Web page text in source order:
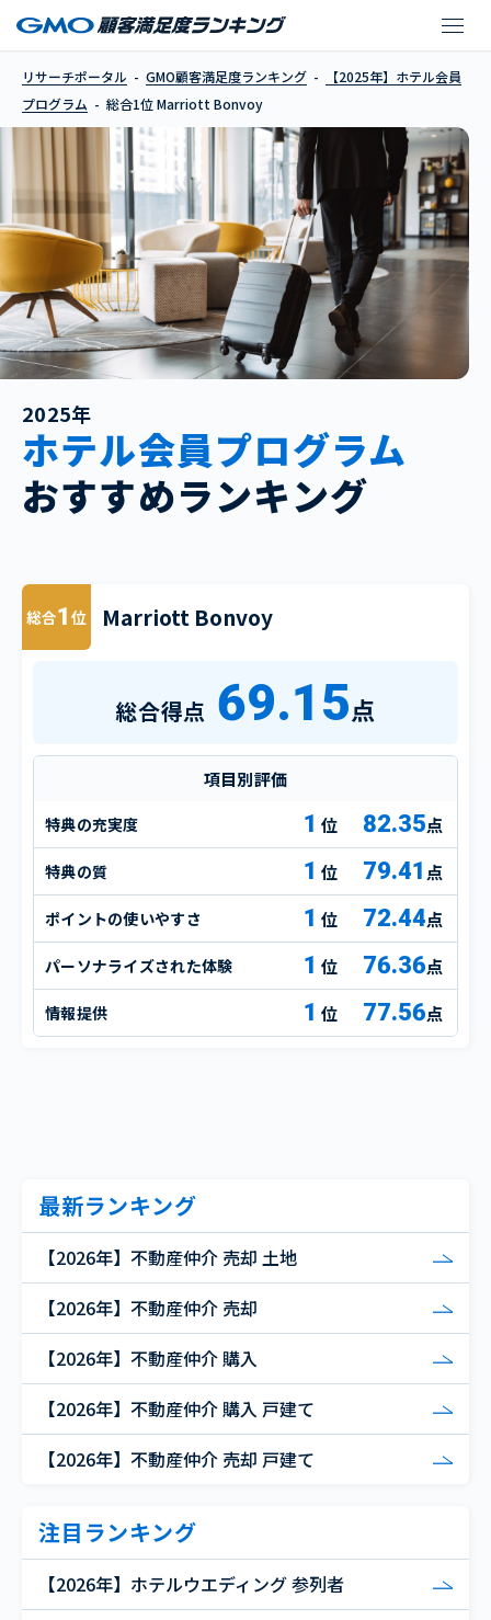
リサーチポータル GMO顧客満足度ランキング
【2025年】ホテル会員
プログラム
総合1位 Marriott Bonvoy
2025年
ホテル会員プログラム
おすすめランキング
総合1 位 Marriott Bonvoy
総合得点 69.15点
項目別評価
特典の充実度 1 82.35点
特典の質 1 79.41 点
ポイントの使いやすさ 1 72.44点
パーソナライズされた体験 1 76.36点
情報提供 1 77.56点
最新ランキング
【2026年】不動産仲介 売却 土地
【2026年】不動産仲介 売却
【2026年】不動産仲介 購入
【2026年】不動産仲介 購入 戸建て
【2026年】不動産仲介 売却 戸建て
注目ランキング
【2026年】ホテルウエディング 参列者